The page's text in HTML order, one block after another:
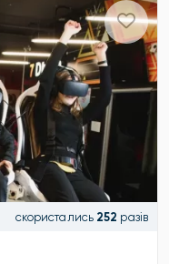
скористались 252 разів